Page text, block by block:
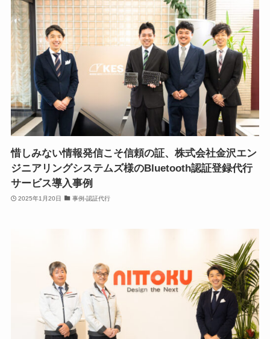
惜しみない情報発信こそ信頼の証、株式会社金沢エン
ジニアリングシステムズ様のBluetooth認証登録代行
サービス導入事例
2025年1月20日 事例-認証代行